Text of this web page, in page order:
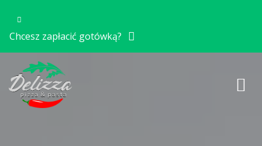
Chcesz zapłacić gotówką?